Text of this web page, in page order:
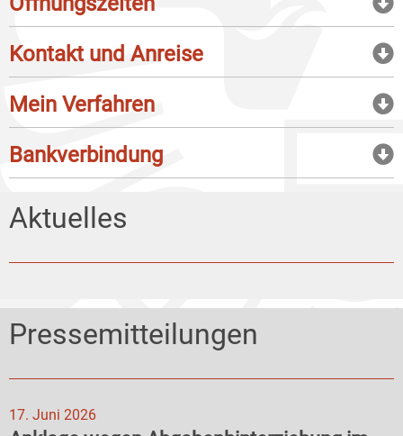
Kontakt und Anreise
Mein Verfahren
Bankverbindung
Aktuelles
Pressemitteilungen
17. Juni 2026